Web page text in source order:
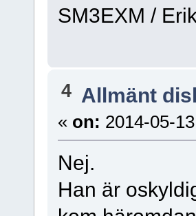
SM3EXM /
4 Allmänt
« on: 2014-05-
Nej.
Han är